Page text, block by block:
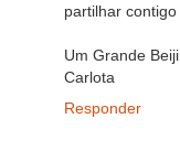
partilhar
Um Grande
Carlota
Responder